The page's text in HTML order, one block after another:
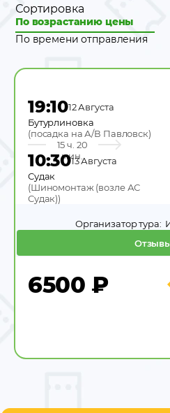
Сортировка
По возрастанию цены
По времени отправления
19:1012 Августа
Бутурлиновка
(посадка на А/В Павловск)
15 ч. 20
мин.
10:3013 Августа
Судак
(Шиномонтаж (возле АС
Судак))
Организатор тура:
6500 ₽